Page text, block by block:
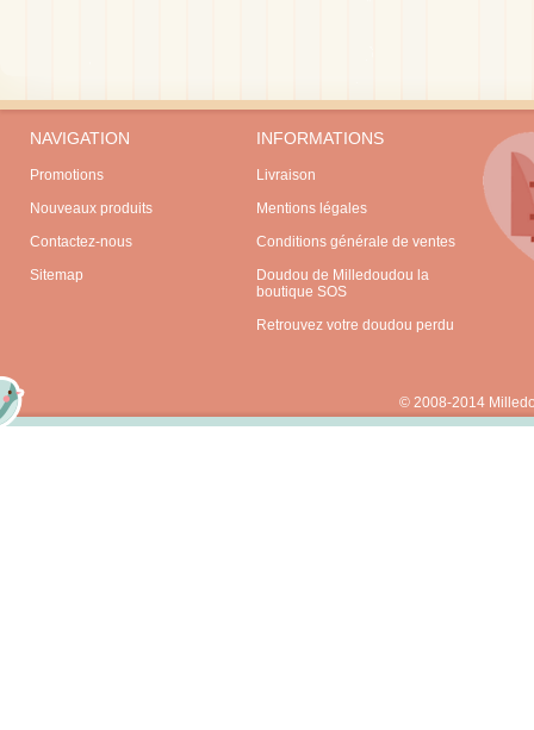
NAVIGATION
Promotions
Nouveaux produits
Contactez-nous
Sitemap
INFORMATIONS
Livraison
Mentions légales
Conditions générale de ventes
Doudou de Milledoudou la
boutique SOS
Retrouvez votre doudou perdu
© 2008-2014